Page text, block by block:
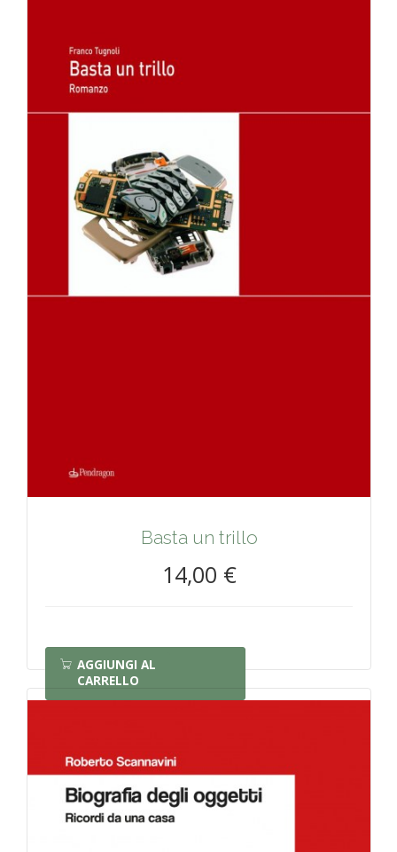
Basta un trillo
14,00 €
AGGIUNGI AL
CARRELLO